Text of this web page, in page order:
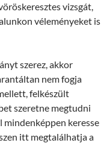
vizsgát,
véleményeket is
szerez, akkor
nem fogja
felkészült
szeretne megtudni
keresse
itt megtalálhatja a